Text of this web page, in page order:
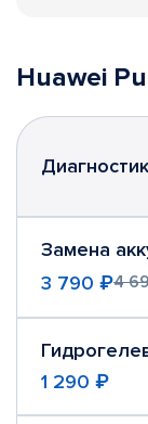
Huawei
Замена
3 790 ₽4
1 290 ₽